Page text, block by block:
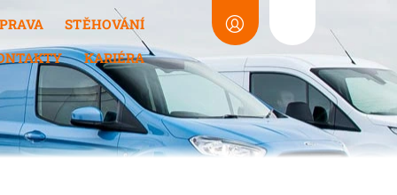
STĚHOVÁNÍ
KARIÉRA